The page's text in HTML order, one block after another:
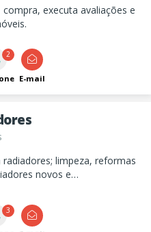
compra, executa avaliações e
2
E-mail
radiadores; limpeza, reformas
novos e
3